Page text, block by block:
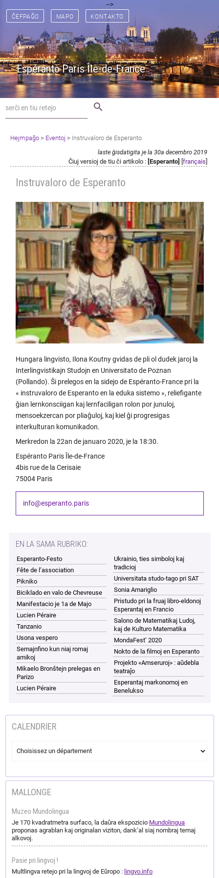
] [] [] [
-->
ĈEFPAĜO MAPO KONTAKTO
Espéranto Paris Île-de-France
search
Hejmpaĝo> Eventoj > Instruvaloro de Esperanto
laste ĝisdatigita je la 30a decembro 2019
Ĉiuj versioj de tiu ĉi artikolo : [Esperanto] [français]
Instruvaloro de Esperanto
Hungara lingvisto, Ilona Koutny gvidas de pli ol dudek jaroj la
Interlingvistikajn Studojn en Universitato de Poznan
(Pollando). Ŝi prelegos en la sidejo de Espéranto-France pri la
« instruvaloro de Esperanto en la eduka sistemo », reliefigante
ĝian lernkonsciigan kaj lernfaciligan rolon por junuloj,
mensoekzercan por pliaĝuloj, kaj kiel ĝi progresigas
interkulturan komunikadon.
Merkredon la 22an de januaro 2020, je la 18:30.
Espéranto Paris Île-de-France
4bis rue de la Cerisaie
75004 Paris
info@esperanto.paris
EN LA SAMA RUBRIKO:
Esperanto-Festo
Fête de l’association
Pikniko
Biciklado en valo de Chevreuse
Manifestacio je 1a de Majo
Lucien Péraire
Tanzanio
Usona vespero
Semajnfino kun niaj romaj
amikoj
Mikaelo Bronŝtejn prelegas en
Parizo
Lucien Péraire
Ukrainio, ties simboloj kaj
tradicioj
Universitata studo-tago pri SAT
Sonia Amariglio
Pristudo pri la fruaj libro-eldonoj
Esperantaj en Francio
Salono de Matematikaj Ludoj,
kaj de Kulturo Matematika
MondaFest’ 2020
Nokto de la filmoj en Esperanto
Projekto «Amseruroj» : aŭdebla
teatraĵo
Esperantaj markonomoj en
Benelukso
CALENDRIER
MALLONGE
Muzeo Mundolingua
Je 170 kvadratmetra surfaco, la daŭra ekspozicio Mundolingua
proponas agrablan kaj originalan viziton, dank’al siaj nombraj temaj
alkovoj.
Pasie pri lingvoj !
Multlingva retejo pri la lingvoj de Eŭropo : lingvo.info